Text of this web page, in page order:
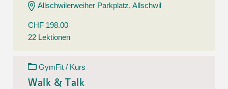
Allschwilerweiher Parkplatz, Allschwil
CHF 198.00
22 Lektionen
GymFit / Kurs
Walk & Talk